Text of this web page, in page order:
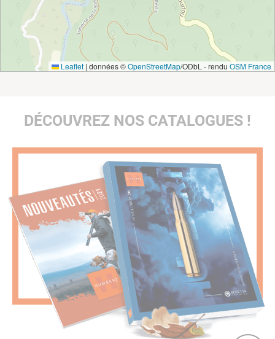
Leaflet | données ©OpenStreetMap/ODbL - rendu OSM France
DÉCOUVREZ NOS CATALOGUES !